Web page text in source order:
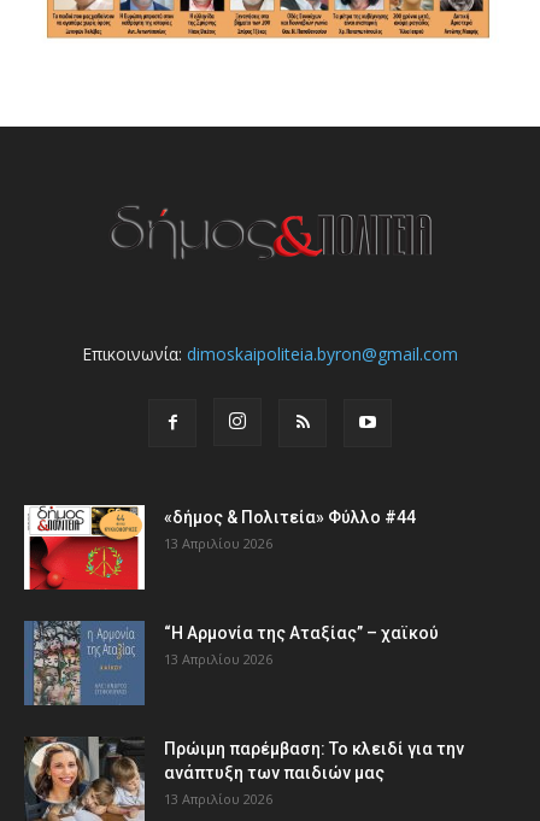
Επικοινωνία: dimoskaipoliteia.byron@gmail.com
«δήμος & Πολιτεία» Φύλλο #44
13 Απριλίου 2026
“Η Αρμονία της Αταξίας” – χαϊκού
13 Απριλίου 2026
Πρώιμη παρέμβαση: Το κλειδί για την
ανάπτυξη των παιδιών µας
13 Απριλίου 2026